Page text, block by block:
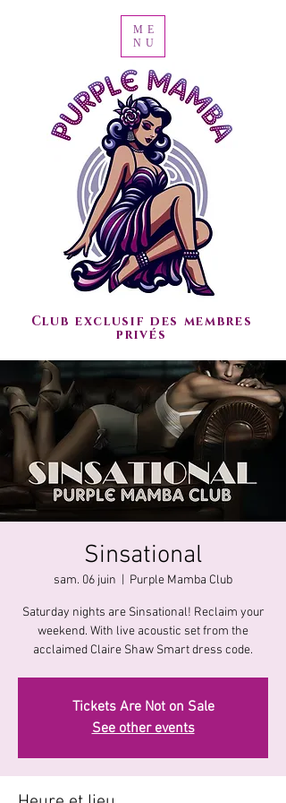
Club exclusif des membres
privés
ME
NU
Sinsational
sam. 06 juin Purple Mamba Club
Saturday nights are Sinsational! Reclaim your
weekend. With live acoustic set from the
acclaimed Claire Shaw Smart dress code.
Tickets Are Not on Sale
See other events